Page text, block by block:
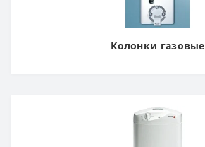
Колонки газовые